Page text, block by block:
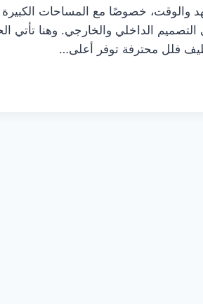
والوقت، خصوصًا مع المساحات الكبيرة
التصميم الداخلي والخارجي. وهنا تأتي
فلل محترفة توفر أعلى…